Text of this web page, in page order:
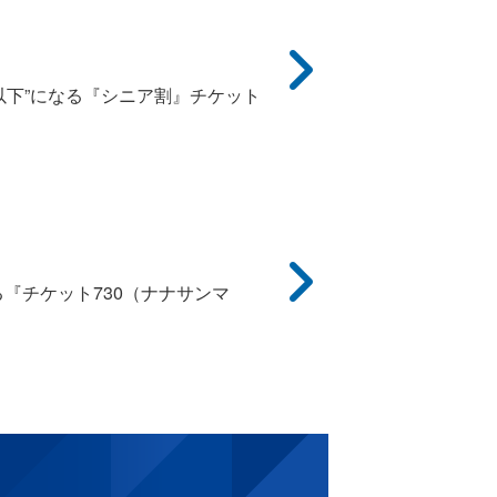
”になる『シニア割』チケット
チケット730（ナナサンマ